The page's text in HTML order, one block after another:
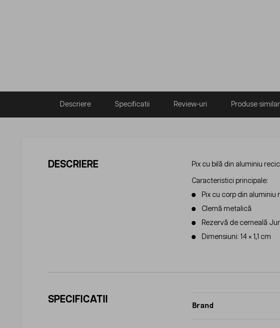
Descriere Specificatii Review-uri Produse
DESCRIERE Pix cu bilă din aluminiu
Caracteristici principale:
Pix cu corp din
Clemă metalică
Rezervă de cerneală
Dimensiuni: 14 × 1,1 cm
SPECIFICATII
Brand